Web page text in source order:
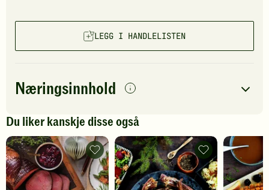
LEGG I HANDLELISTEN
Næringsinnhold
perporsjon
Navn på
næringsstoffetantall
Energi 456kcal
Fett
12g
Du liker kanskje disse også
Reinsdyrstek
med
tilbehør
-
Pinnekjøtt
med
spennende
tilbehør